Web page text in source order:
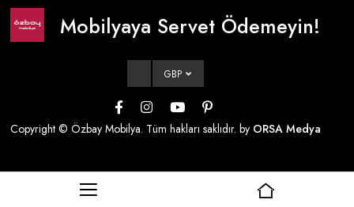
Mobilyaya Servet Ödemeyin!
GBP
Copyright © Özbay Mobilya. Tüm hakları saklıdır. by ORSA Medya